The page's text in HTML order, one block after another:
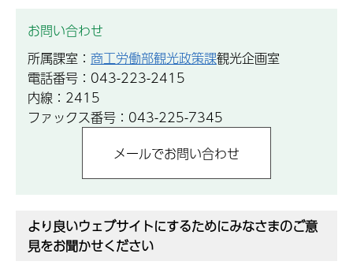
お問い合わせ
所属課室： 商工労働部観光政策課観光企画室
電話番号：043-223-2415
内線：2415
ファックス番号：043-225-7345
より良いウェブサイトにするためにみなさまのご意
見をお聞かせください